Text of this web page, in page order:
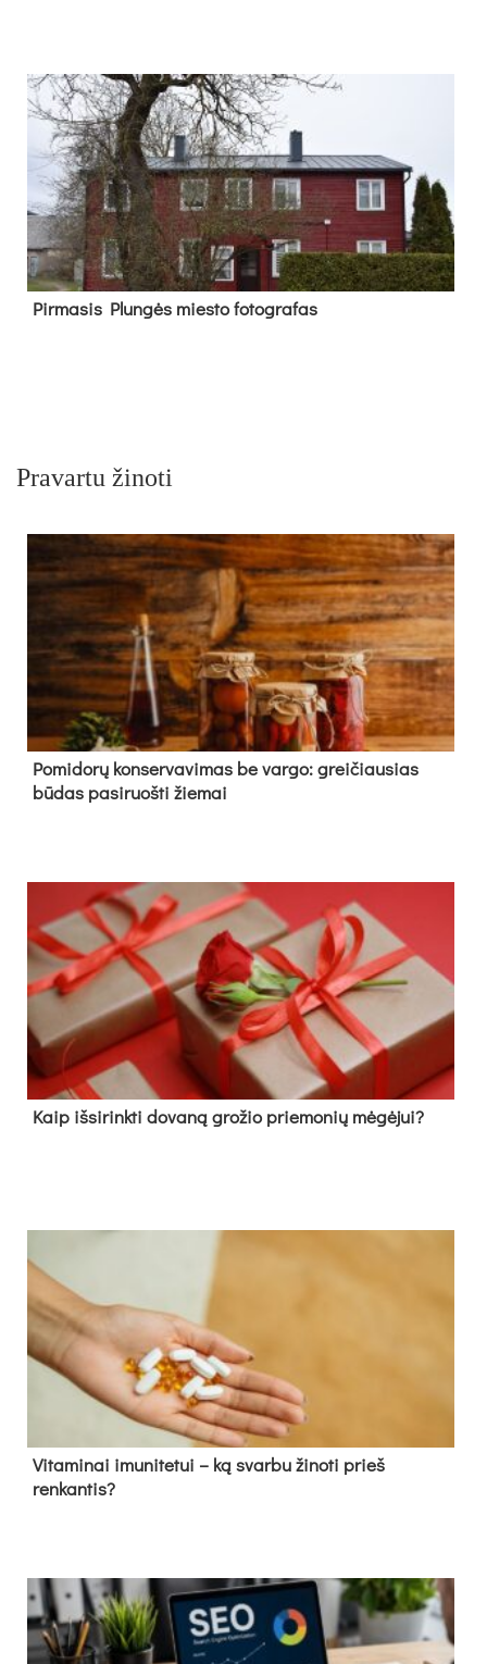
Pir­ma­sis Plun­gės mies­to fo­tog­ra­fas
Pravartu žinoti
Pomidorų konservavimas be vargo: greičiausias
būdas pasiruošti žiemai
Kaip išsirinkti dovaną grožio priemonių mėgėjui?
Vitaminai imunitetui – ką svarbu žinoti prieš
renkantis?